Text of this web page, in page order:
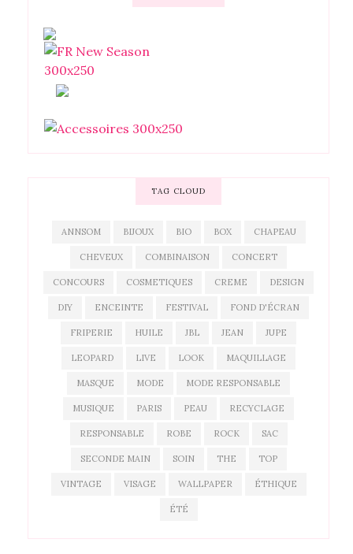
TAG CLOUD
ANNSOM BIJOUX BIO BOX CHAPEAU
CHEVEUX COMBINAISON CONCERT
CONCOURS COSMETIQUES CREME DESIGN
DIY ENCEINTE FESTIVAL FOND D'ÉCRAN
FRIPERIE HUILE JBL JEAN JUPE
LEOPARD LIVE LOOK MAQUILLAGE
MASQUE MODE MODE RESPONSABLE
MUSIQUE PARIS PEAU RECYCLAGE
RESPONSABLE ROBE ROCK SAC
SECONDE MAIN SOIN THE TOP
VINTAGE VISAGE WALLPAPER ÉTHIQUE
ÉTÉ